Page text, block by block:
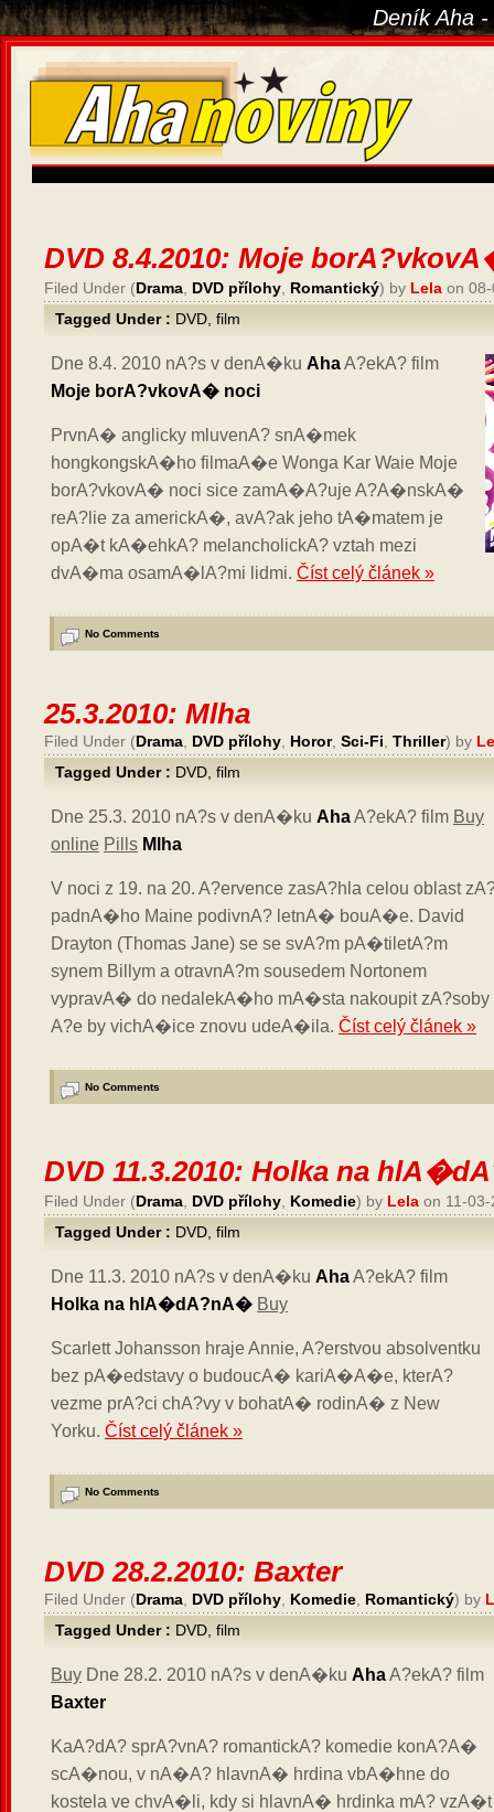
Deník Aha
DVD 8.4.2010: Moje
Filed Under (Drama DVD přílohy Romantický) by Lela on
Tagged Under : DVD film
Dne 8.4. 2010 nA?s v denA�ku AhaA?ekA? film
Moje borA?vkovA� noci
PrvnA� anglicky mluvenA? snA�mek
hongkongskA�ho filmaA�e Wonga Kar Waie Moje
borA?vkovA� noci sice zamA�A?uje A?A�nskA�
reA?lie za americkA�, avA?ak jeho tA�matem je
opA�t kA�ehkA? melancholickA? vztah mezi
dvA�ma osamA�lA?mi lidmi. Číst celý článek »
No Comments
25.3.2010: Mlha
Filed Under (Drama DVD přílohy Horor, Sci-Fi Thriller) by
Tagged Under : DVD film
Dne 25.3. 2010 nA?s v denA�ku AhaA?ekA? film Buy
online Pills Mlha
V noci z 19. na 20. A?ervence zasA?hla celou oblast
padnA�ho Maine podivnA? letnA� bouA�e. David
Drayton (Thomas Jane) se se svA?m pA�tiletA?m
synem Billym a otravnA?m sousedem Nortonem
vypravA� do nedalekA�ho mA�sta nakoupit
A?e by vichA�ice znovu udeA�ila. Číst celý článek »
No Comments
DVD 11.3.2010: Holka na
Filed Under (Drama DVD přílohy Komedie) by Lela on 11-
Tagged Under : DVD film
Dne 11.3. 2010 nA?s v denA�ku AhaA?ekA? film
Holka na hlA�dA?nA� Buy
Scarlett Johansson hraje Annie, A?erstvou absolventku
bez pA�edstavy o budoucA� kariA�A�e, kterA?
vezme prA?ci chA?vy v bohatA� rodinA� z New
Yorku. Číst celý článek »
No Comments
DVD 28.2.2010: Baxter
Filed Under (Drama DVD přílohy Komedie Romantický) by
Tagged Under : DVD film
Buy Dne 28.2. 2010 nA?s v denA�ku AhaA?ekA? film
Baxter
KaA?dA? sprA?vnA? romantickA? komedie konA?A�
scA�nou, v nA�A? hlavnA� hrdina vbA�hne do
kostela ve chvA�li, kdy si hlavnA� hrdinka mA? vzA�t